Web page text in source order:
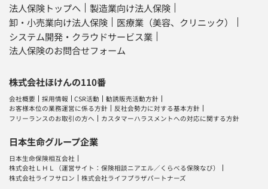
法人保険トップへ
製造業向け法人保険
卸・小売業向け法人保険
医療業（美容、クリニック）
システム開発・クラウドサービス業
法人保険のお問合せフォーム
株式会社ほけんの110番
会社概要 採用情報 CSR活動
勧誘販売活動方針
お客様本位の業務運営に係る方針
反社会勢力に対する基本方針
フリーランスのお取引の方へ
カスタマーハラスメントへの対応に関する方針
日本生命グループ企業
日本生命保険相互会社
株式会社ＬＨＬ （運営サイト：保険相談ニアエル／ くらべる保険なび）
株式会社ライフサロン
株式会社ライフプラザパートナーズ